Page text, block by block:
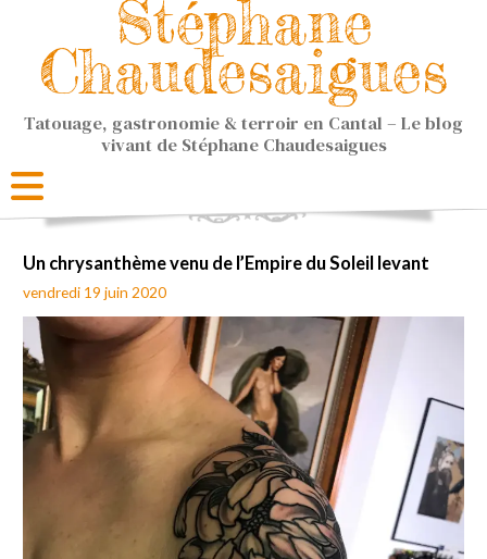
Stéphane
Chaudesaigues
Tatouage, gastronomie & terroir en Cantal – Le blog
vivant de Stéphane Chaudesaigues
Un chrysanthème venu de l’Empire du Soleil levant
vendredi 19 juin 2020